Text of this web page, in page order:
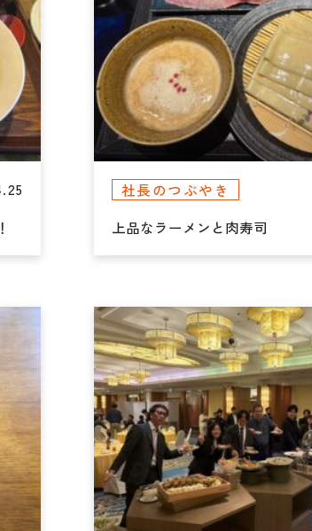
社長のつぶやき
上品なラーメンと肉寿司